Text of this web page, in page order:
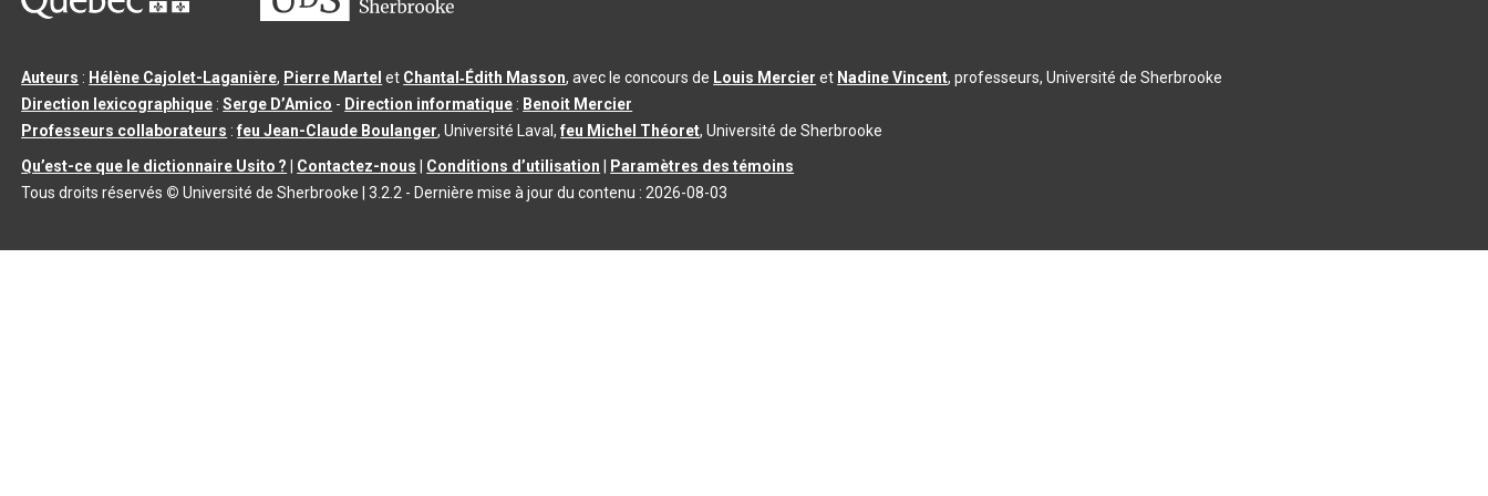
Auteurs : Hélène Cajolet-Laganière, Pierre Martel et Chantal‑Édith Masson, avec le concours de Louis Mercier et Nadine Vincent, professeurs, Université de Sherbrooke
Direction lexicographique :Serge D’Amico - Direction informatique : Benoit Mercier
Professeurs collaborateurs :feu Jean-Claude Boulanger, Université Laval,feu Michel Théoret, Université de Sherbrooke
Qu’est-ce que le dictionnaire Usito ?
Contactez-nous Conditions d’utilisation
Paramètres des témoins
Tous droits réservés © Université de Sherbrooke |3.2.2 - Dernière mise à jour du contenu : 2026-08-03